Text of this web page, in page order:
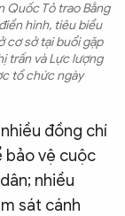
Quốc Tỏ trao Bằng
hình, tiêu biểu
cơ sở tại buổi gặp
trấn và Lực lượng
tổ chức ngày
đồng chí
bảo vệ cuộc
nhiều
sát cánh